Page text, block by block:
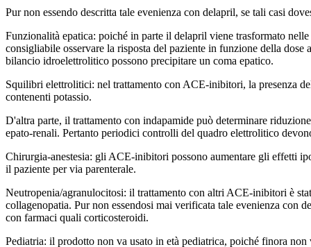
Pur non essendo descritta tale evenienza con delapril, se tali casi
Funzionalità epatica: poiché in parte il delapril viene trasformato
consigliabile osservare la risposta del paziente in funzione della
bilancio idroelettrolitico possono precipitare un coma epatico.
Squilibri elettrolitici: nel trattamento con ACE-inibitori, la presenza
contenenti potassio.
D'altra parte, il trattamento con indapamide può determinare
epato-renali. Pertanto periodici controlli del quadro elettrolitico
Chirurgia-anestesia: gli ACE-inibitori possono aumentare gli effetti
il paziente per via parenterale.
Neutropenia/agranulocitosi: il trattamento con altri ACE-inibitori è
collagenopatia. Pur non essendosi mai verificata tale evenienza
con farmaci quali corticosteroidi.
Pediatria: il prodotto non va usato in età pediatrica, poiché finora